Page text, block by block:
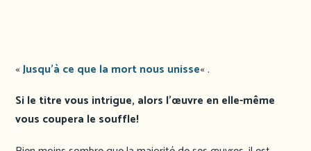
«Jusqu’à ce que la mort nous unisse« .
Si le titre vous intrigue, alors l’œuvre en elle-même
vous coupera le souffle!